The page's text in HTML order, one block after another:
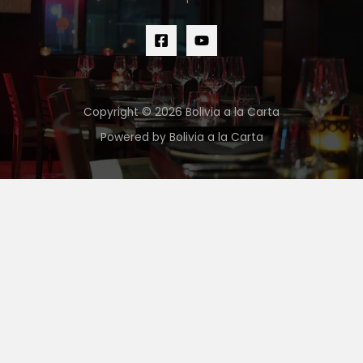
Copyright © 2026 Bolivia a la Carta
Powered by Bolivia a la Carta